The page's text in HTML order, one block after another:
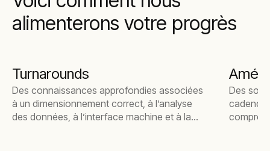
alimenterons votre progrès
Turnarounds
Des connaissances approfondies associées
à un dimensionnement correct, à l’analyse
des données, à l’interface machine et à la
Des